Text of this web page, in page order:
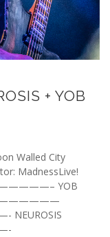
+ YOB
Walled City
MadnessLive!
YOB